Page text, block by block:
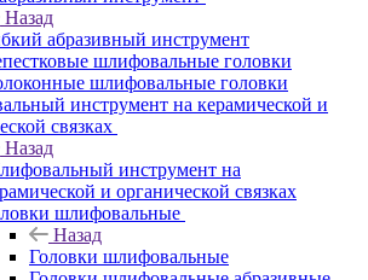
Назад
абразивный инструмент
шлифовальные головки
шлифовальные головки
инструмент на керамической и
связках
Назад
инструмент на
и органической связках
шлифовальные
Назад
Головки шлифовальные